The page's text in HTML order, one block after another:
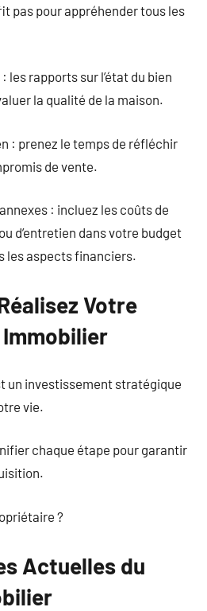
pas pour appréhender tous les
les rapports sur l’état du bien
la qualité de la maison.
: prenez le temps de réfléchir
de vente.
: incluez les coûts de
d’entretien dans votre budget
les aspects financiers.
Votre
Immobilier
un investissement stratégique
vie.
chaque étape pour garantir
?
Actuelles du